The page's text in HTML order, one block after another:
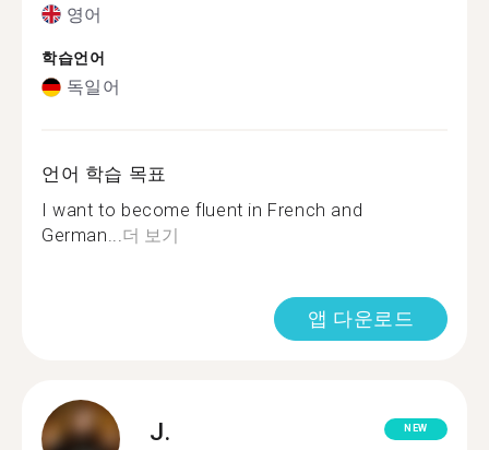
영어
학습언어
독일어
언어 학습 목표
I want to become fluent in French and
German...더 보기
앱 다운로드
J. NEW